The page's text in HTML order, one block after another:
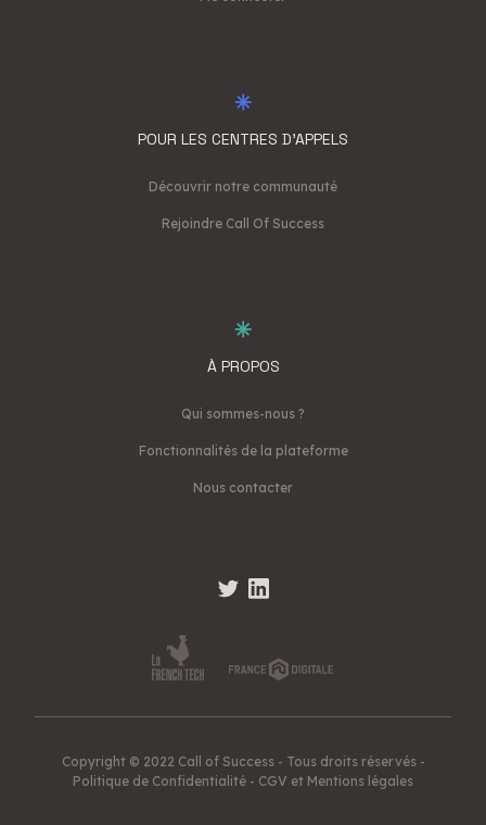
POUR LES CENTRES D'APPELS
Découvrir notre communauté
Rejoindre Call Of Success
À PROPOS
Qui sommes-nous ?
Fonctionnalités de la plateforme
Nous contacter
Copyright © 2022 Call of Success - Tous droits réservés -
Politique de Confidentialité - CGV et Mentions légales